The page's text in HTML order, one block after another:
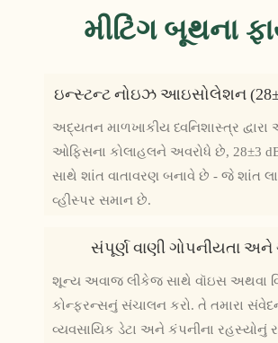
મીટિંગ બૂથના
ઇન્સ્ટન્ટ નોઇઝ આઇસોલેશન
અદ્યતન માળખાકીય ધ્વનિશાસ્ત્ર
ઓફિસના કોલાહલને અવરોધે છે, 28±3
સાથે શાંત વાતાવરણ બનાવે છે - જે શાંત
વ્હીસ્પર સમાન છે.
સંપૂર્ણ વાણી ગોપનીયતા અને
શૂન્ય અવાજ લીકેજ સાથે વૉઇસ અથવા
કોન્ફરન્સનું સંચાલન કરો. તે તમારા
વ્યવસાયિક ડેટા અને કંપનીના રહસ્યોનું